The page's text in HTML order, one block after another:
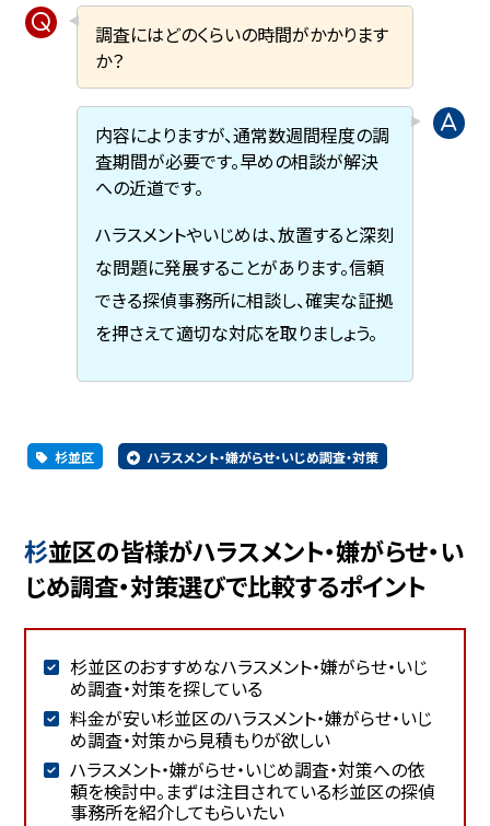
調査にはどのくらいの時間がかかります
か？
内容によりますが、通常数週間程度の調
査期間が必要です。早めの相談が解決
への近道です。
ハラスメントやいじめは、放置すると深刻
な問題に発展することがあります。信頼
できる探偵事務所に相談し、確実な証拠
を押さえて適切な対応を取りましょう。
杉並区 ハラスメント・嫌がらせ・いじめ調査・対策
杉並区の皆様がハラスメント・嫌がらせ・い
じめ調査・対策選びで比較するポイント
杉並区のおすすめなハラスメント・嫌がらせ・いじ
め調査・対策を探している
料金が安い杉並区のハラスメント・嫌がらせ・いじ
め調査・対策から見積もりが欲しい
ハラスメント・嫌がらせ・いじめ調査・対策への依
頼を検討中。まずは注目されている杉並区の探偵
事務所を紹介してもらいたい